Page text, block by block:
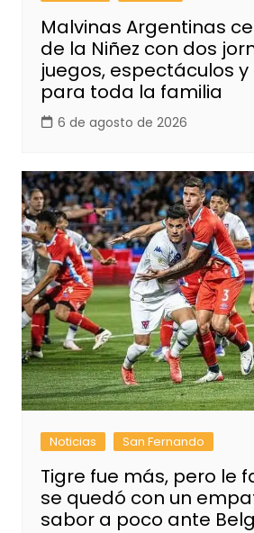
Malvinas Argentinas
de la Niñez con dos
juegos, espectáculos
para toda la familia
6 de agosto de 2026
Noticias San Fernando
Tigre fue más, pero le
se quedó con un
sabor a poco ante